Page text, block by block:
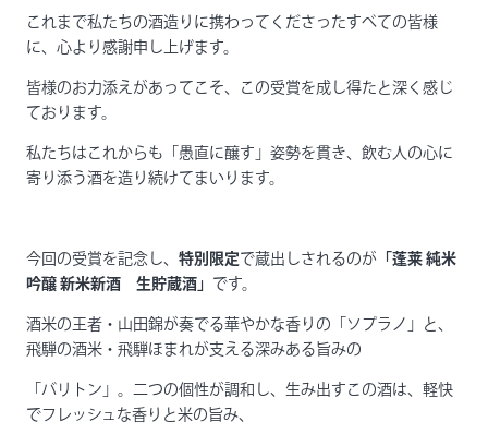
これまで私たちの酒造りに携わってくださったすべての皆様
に、心より感謝申し上げます。
皆様のお力添えがあってこそ、この受賞を成し得たと深く感じ
ております。
私たちはこれからも「愚直に醸す」姿勢を貫き、飲む人の心に
寄り添う酒を造り続けてまいります。
今回の受賞を記念し、特別限定で蔵出しされるのが 「蓬莱 純米
吟醸 新米新酒 生貯蔵酒」 です。
酒米の王者・山田錦が奏でる華やかな香りの「ソプラノ」と、
飛騨の酒米・飛騨ほまれが支える深みある旨みの
「バリトン」。二つの個性が調和し、生み出すこの酒は、軽快
でフレッシュな香りと米の旨み、